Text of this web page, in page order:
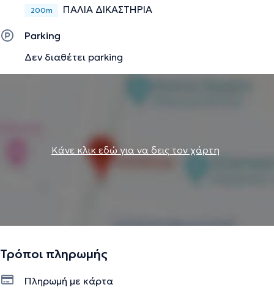
200m ΠΑΛΙΑ ΔΙΚΑΣΤΗΡΙΑ
Parking
Δεν διαθέτει parking
Κάνε κλικ εδώ για να δεις τον χάρτη
Τρόποι πληρωμής
Πληρωμή με κάρτα